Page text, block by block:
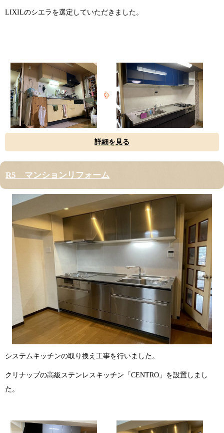
LIXILのシエラを選定していただきました。
詳細を見る
R5 マンションリフォーム
システムキッチンの取り換え工事を行いました。
クリナップの高級ステンレスキッチン「CENTRO」を設置しまし
た。